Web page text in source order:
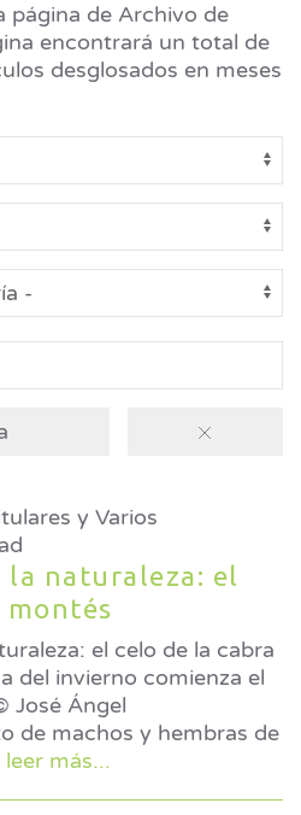
página de Archivo de
encontrará un total de
desglosados en meses
y Varios
la naturaleza: el
montés
el celo de la cabra
José Ángel
de machos y hembras de
leer más...